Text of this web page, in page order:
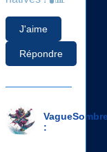
J'aime
Répondre
: